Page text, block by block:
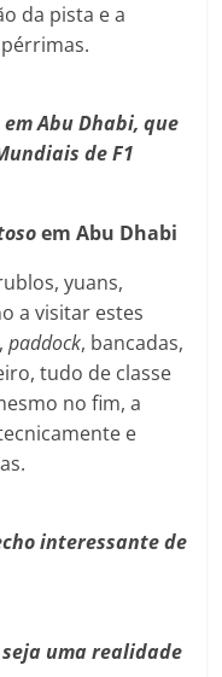
da pista e a
Abu Dhabi, que
de F1
em Abu Dhabi
yuans,
a visitar estes
paddock, bancadas,
tudo de classe
no fim, a
e
interessante de
uma realidade